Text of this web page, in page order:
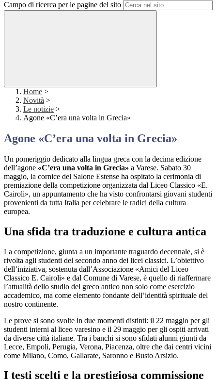
Campo di ricerca per le pagine del sito
Home >
Novità >
Le notizie >
Agone «C’era una volta in Grecia»
Agone «C’era una volta in Grecia»
Un pomeriggio dedicato alla lingua greca con la decima edizione
dell’agone «C’era una volta in Grecia» a Varese. Sabato 30
maggio, la cornice del Salone Estense ha ospitato la cerimonia di
premiazione della competizione organizzata dal Liceo Classico «E.
Cairoli», un appuntamento che ha visto confrontarsi giovani studenti
provenienti da tutta Italia per celebrare le radici della cultura
europea.
Una sfida tra traduzione e cultura antica
La competizione, giunta a un importante traguardo decennale, si è
rivolta agli studenti del secondo anno dei licei classici. L’obiettivo
dell’iniziativa, sostenuta dall’Associazione «Amici del Liceo
Classico E. Cairoli» e dal Comune di Varese, è quello di riaffermare
l’attualità dello studio del greco antico non solo come esercizio
accademico, ma come elemento fondante dell’identità spirituale del
nostro continente.
Le prove si sono svolte in due momenti distinti: il 22 maggio per gli
studenti interni al liceo varesino e il 29 maggio per gli ospiti arrivati
da diverse città italiane. Tra i banchi si sono sfidati alunni giunti da
Lecce, Empoli, Perugia, Verona, Piacenza, oltre che dai centri vicini
come Milano, Como, Gallarate, Saronno e Busto Arsizio.
I testi scelti e la prestigiosa commissione